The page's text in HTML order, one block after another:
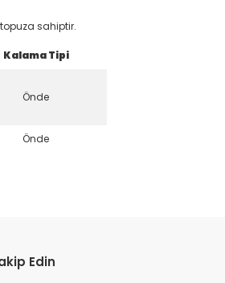
sahiptir.
Kalama Tipi
Önde
Önde
Edin